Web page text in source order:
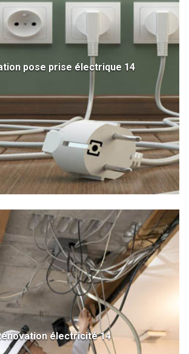
pose prise électrique 14
électricité 14